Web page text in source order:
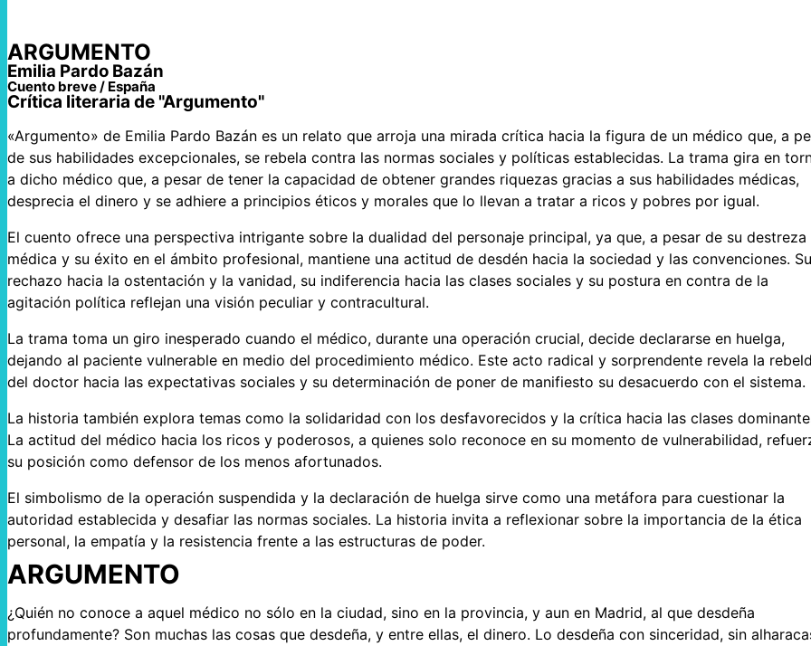
ARGUMENTO
Emilia Pardo Bazán
Cuento breve / España
Crítica literaria de "Argumento"
«Argumento» de Emilia Pardo Bazán es un relato que arroja una mirada crítica hacia la figura de un médico que, a
de sus habilidades excepcionales, se rebela contra las normas sociales y políticas establecidas. La trama gira en
a dicho médico que, a pesar de tener la capacidad de obtener grandes riquezas gracias a sus habilidades médicas,
desprecia el dinero y se adhiere a principios éticos y morales que lo llevan a tratar a ricos y pobres por igual.
El cuento ofrece una perspectiva intrigante sobre la dualidad del personaje principal, ya que, a pesar de su destreza
médica y su éxito en el ámbito profesional, mantiene una actitud de desdén hacia la sociedad y las convenciones. Su
rechazo hacia la ostentación y la vanidad, su indiferencia hacia las clases sociales y su postura en contra de la
agitación política reflejan una visión peculiar y contracultural.
La trama toma un giro inesperado cuando el médico, durante una operación crucial, decide declararse en huelga,
dejando al paciente vulnerable en medio del procedimiento médico. Este acto radical y sorprendente revela la
del doctor hacia las expectativas sociales y su determinación de poner de manifiesto su desacuerdo con el sistema.
La historia también explora temas como la solidaridad con los desfavorecidos y la crítica hacia las clases
La actitud del médico hacia los ricos y poderosos, a quienes solo reconoce en su momento de vulnerabilidad,
su posición como defensor de los menos afortunados.
El simbolismo de la operación suspendida y la declaración de huelga sirve como una metáfora para cuestionar la
autoridad establecida y desafiar las normas sociales. La historia invita a reflexionar sobre la importancia de la ética
personal, la empatía y la resistencia frente a las estructuras de poder.
ARGUMENTO
¿Quién no conoce a aquel médico no sólo en la ciudad, sino en la provincia, y aun en Madrid, al que desdeña
profundamente? Son muchas las cosas que desdeña, y entre ellas, el dinero. Lo desdeña con sinceridad, sin